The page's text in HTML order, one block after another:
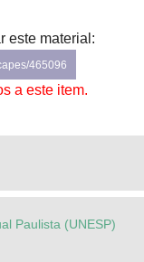
este material:
465096
a este item.
Paulista (UNESP)